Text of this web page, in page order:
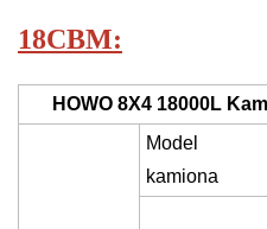
18CBM:
HOWO 8X4 18000L
Model
kamiona